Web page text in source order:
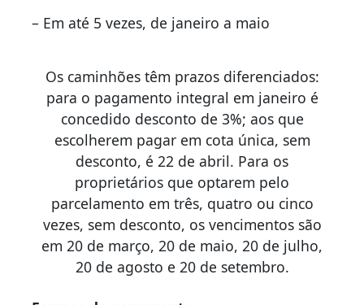
– Em até 5 vezes, de janeiro a maio
Os caminhões têm prazos diferenciados:
para o pagamento integral em janeiro é
concedido desconto de 3%; aos que
escolherem pagar em cota única, sem
desconto, é 22 de abril. Para os
proprietários que optarem pelo
parcelamento em três, quatro ou cinco
vezes, sem desconto, os vencimentos são
em 20 de março, 20 de maio, 20 de julho,
20 de agosto e 20 de setembro.